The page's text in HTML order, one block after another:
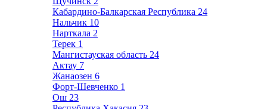
Кабардино-Балкарская Республика 24
Нальчик 10
Нарткала 2
Терек 1
Мангистауская область 24
Актау 7
Жанаозен 6
Форт-Шевченко 1
Ош 23